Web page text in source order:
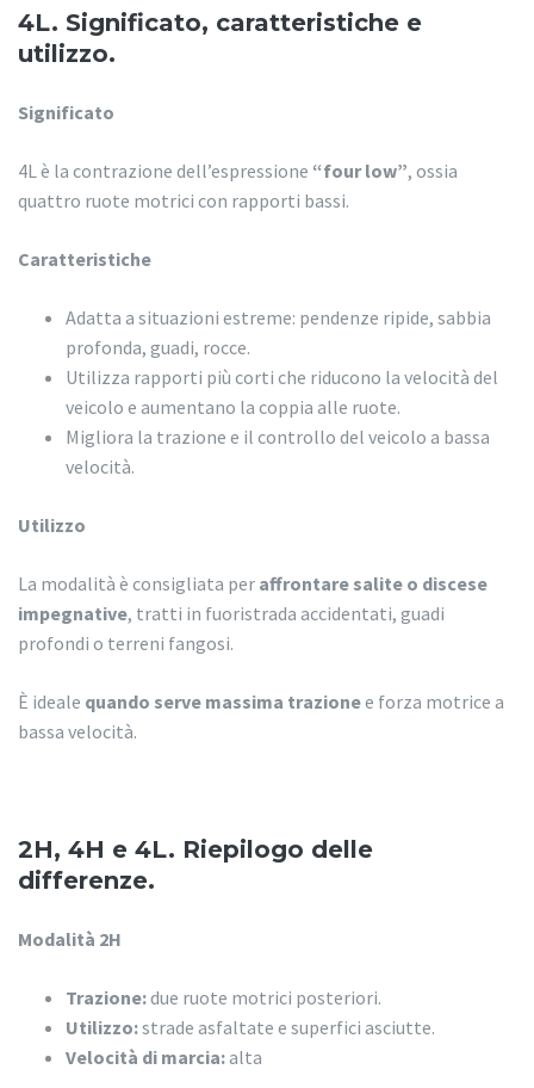
4L. Significato, caratteristiche e
utilizzo.
Significato
4L è la contrazione dell’espressione “four low”, ossia
quattro ruote motrici con rapporti bassi.
Caratteristiche
Adatta a situazioni estreme: pendenze ripide, sabbia
profonda, guadi, rocce.
Utilizza rapporti più corti che riducono la velocità del
veicolo e aumentano la coppia alle ruote.
Migliora la trazione e il controllo del veicolo a bassa
velocità.
Utilizzo
La modalità è consigliata per affrontare salite o discese
impegnative, tratti in fuoristrada accidentati, guadi
profondi o terreni fangosi.
È ideale quando serve massima trazionee forza motrice a
bassa velocità.
2H, 4H e 4L. Riepilogo delle
differenze.
Modalità 2H
Trazione:due ruote motrici posteriori.
Utilizzo:strade asfaltate e superfici asciutte.
Velocità di marcia:alta